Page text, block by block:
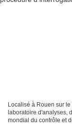
Localisé à Rouen sur
laboratoire d'analyses,
mondial du contrôle et